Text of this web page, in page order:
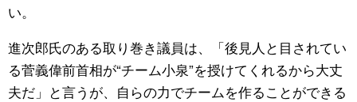
い。
進次郎氏のある取り巻き議員は、「後見人と目されてい
る菅義偉前首相が“チーム小泉”を授けてくれるから大丈
夫だ」と言うが、自らの力でチームを作ることができる